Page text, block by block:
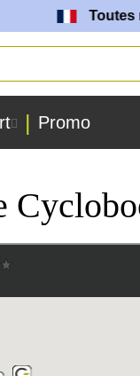
Toutes
Promo